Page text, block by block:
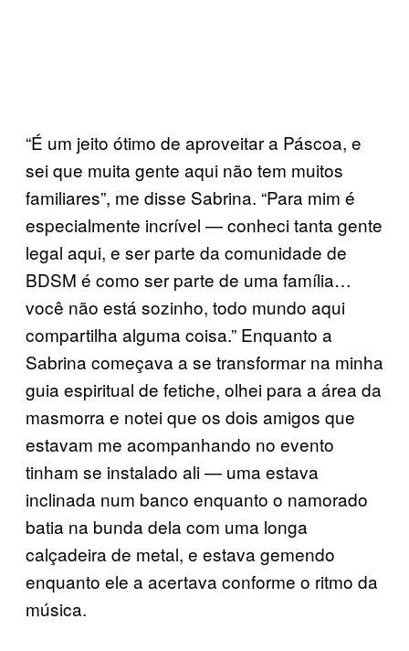
“É um jeito ótimo de aproveitar a Páscoa, e
sei que muita gente aqui não tem muitos
familiares”, me disse Sabrina. “Para mim é
especialmente incrível — conheci tanta gente
legal aqui, e ser parte da comunidade de
BDSM é como ser parte de uma família…
você não está sozinho, todo mundo aqui
compartilha alguma coisa.” Enquanto a
Sabrina começava a se transformar na minha
guia espiritual de fetiche, olhei para a área da
masmorra e notei que os dois amigos que
estavam me acompanhando no evento
tinham se instalado ali — uma estava
inclinada num banco enquanto o namorado
batia na bunda dela com uma longa
calçadeira de metal, e estava gemendo
enquanto ele a acertava conforme o ritmo da
música.